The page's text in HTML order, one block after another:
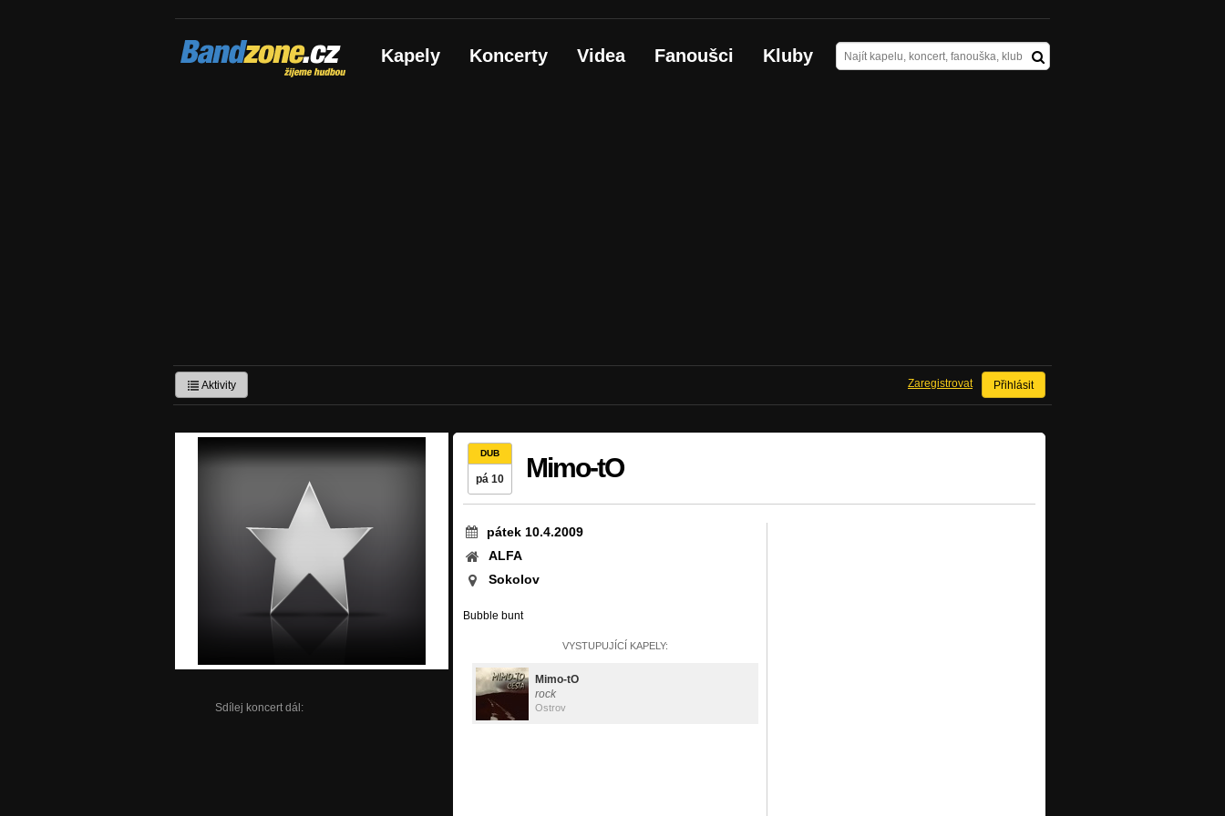
Bandzone.cz
žijeme hudbou Kapely Koncerty Videa Fanoušci Kluby
Aktivity Přihlásit
Zaregistrovat
Sdílej koncert dál:
DUB
pá 10 Mimo-tO
pátek 10.4.2009
ALFA
Sokolov
Bubble bunt
VYSTUPUJÍCÍ KAPELY:
Mimo-tO
rock
Ostrov